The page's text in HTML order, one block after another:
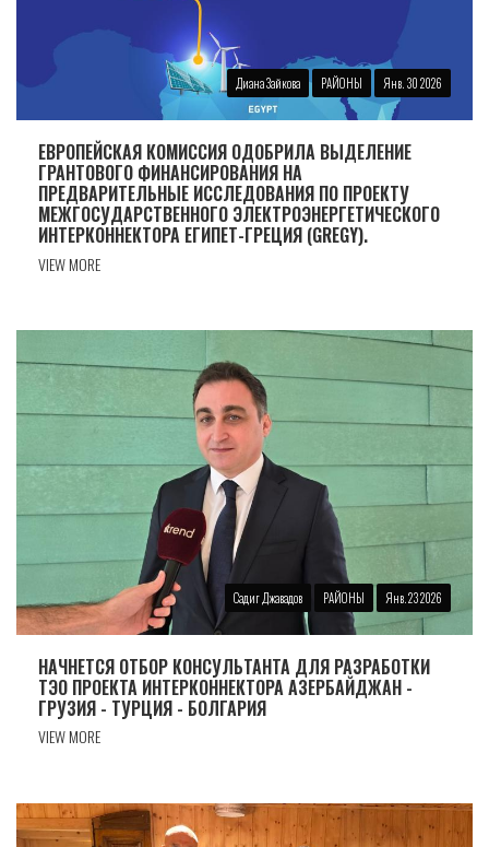
Диана Зайкова РАЙОНЫ Янв. 30 2026
ЕВРОПЕЙСКАЯ КОМИССИЯ ОДОБРИЛА ВЫДЕЛЕНИЕ
ГРАНТОВОГО ФИНАНСИРОВАНИЯ НА
ПРЕДВАРИТЕЛЬНЫЕ ИССЛЕДОВАНИЯ ПО ПРОЕКТУ
МЕЖГОСУДАРСТВЕННОГО ЭЛЕКТРОЭНЕРГЕТИЧЕСКОГО
ИНТЕРКОННЕКТОРА ЕГИПЕТ-ГРЕЦИЯ (GREGY).
VIEW MORE
Садиг Джавадов РАЙОНЫ Янв. 23 2026
НАЧНЕТСЯ ОТБОР КОНСУЛЬТАНТА ДЛЯ РАЗРАБОТКИ
ТЭО ПРОЕКТА ИНТЕРКОННЕКТОРА АЗЕРБАЙДЖАН -
ГРУЗИЯ - ТУРЦИЯ - БОЛГАРИЯ
VIEW MORE